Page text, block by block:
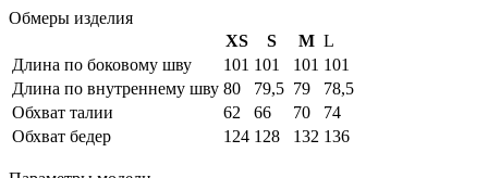
Обмеры изделия
XS
S M L
Длина по боковому шву
101 101 101 101
Длина по внутреннему шву 80 79,5 79
78,5
Обхват талии
62 66 70
74
Обхват бедер
124 128 132 136